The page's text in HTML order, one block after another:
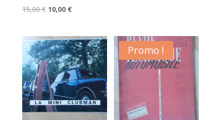
15,00€ Le
initial
était :
15,00 €.
10,00 €Le
actuel
est :
10,00 €.
Promo !